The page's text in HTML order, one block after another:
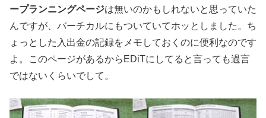
ープランニングページは無いのかもしれないと思っていた
んですが、バーチカルにもついていてホッとしました。ち
ょっとした入出金の記録をメモしておくのに便利なのです
よ。このページがあるからEDiTにしてると言っても過言
ではないくらいでして。